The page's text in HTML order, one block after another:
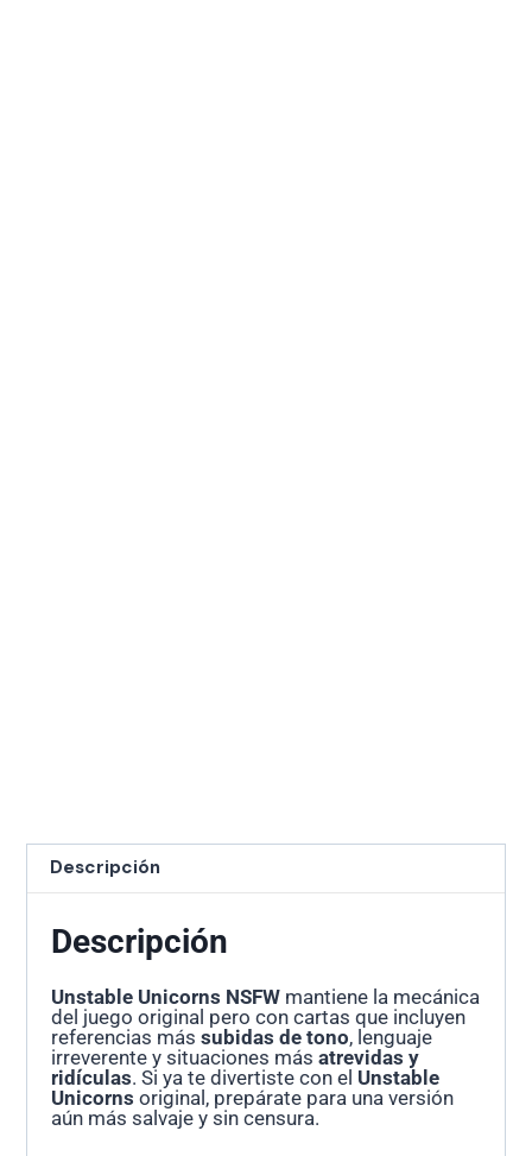
Descripción
Descripción
Unstable Unicorns NSFW mantiene la mecánica
del juego original pero con cartas que incluyen
referencias mássubidas de tono, lenguaje
irreverente y situaciones másatrevidas y
ridículas. Si ya te divertiste con el Unstable
Unicorns original, prepárate para una versión
aún más salvaje y sin censura.